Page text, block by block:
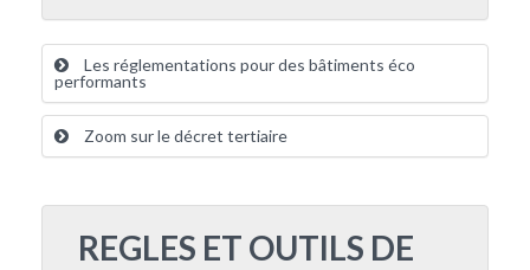
Les réglementations pour des bâtiments éco
performants
Zoom sur le décret tertiaire
REGLES ET OUTILS DE